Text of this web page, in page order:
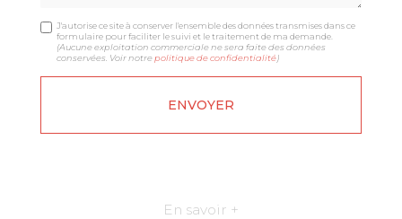
J'autorise ce site à conserver l'ensemble des données transmises dans ce
formulaire pour faciliter le suivi et le traitement de ma demande.
(Aucune exploitation commerciale ne sera faite des données
conservées. Voir notrepolitique de confidentialité)
En savoir +